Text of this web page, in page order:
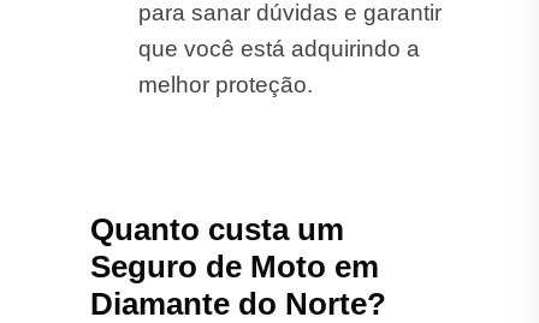
para sanar dúvidas e garantir
que você está adquirindo a
melhor proteção.
Quanto custa um
Seguro de Moto em
Diamante do Norte?